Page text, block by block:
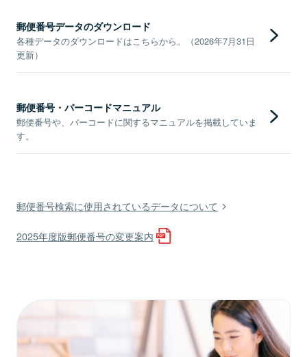
郵便番号データのダウンロード
各種データのダウンロードはこちらから。（2026年7月31日
更新）
郵便番号・バーコードマニュアル
郵便番号や、バーコードに関するマニュアルを掲載していま
す。
郵便番号検索に使用されているデータについて
2025年度版郵便番号の変更案内